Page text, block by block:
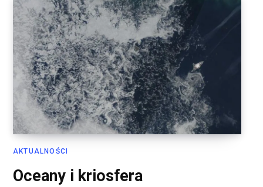
AKTUALNOŚCI
Oceany i kriosfera